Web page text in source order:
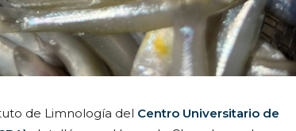
de Limnología del Centro Universitario de